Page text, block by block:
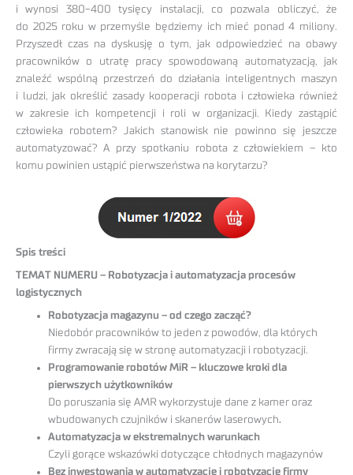
i wynosi 380-400 tysięcy instalacji, co pozwala obliczyć, że
do 2025 roku w przemyśle będziemy ich mieć ponad 4 miliony.
Przyszedł czas na dyskusję o tym, jak odpowiedzieć na obawy
pracowników o utratę pracy spowodowaną automatyzacją, jak
znaleźć wspólną przestrzeń do działania inteligentnych maszyn
i ludzi, jak określić zasady kooperacji robota i człowieka również
w zakresie ich kompetencji i roli w organizacji. Kiedy zastąpić
człowieka robotem? Jakich stanowisk nie powinno się jeszcze
automatyzować? A przy spotkaniu robota z człowiekiem – kto
komu powinien ustąpić pierwszeństwa na korytarzu?
Spis treści
TEMAT NUMERU – Robotyzacja i automatyzacja procesów
logistycznych
Robotyzacja magazynu – od czego zacząć?
Niedobór pracowników to jeden z powodów, dla których
firmy zwracają się w stronę automatyzacji i robotyzacji.
Programowanie robotów MiR – kluczowe kroki dla
pierwszych użytkowników
Do poruszania się AMR wykorzystuje dane z kamer oraz
wbudowanych czujników i skanerów laserowych.
Automatyzacja w ekstremalnych warunkach
Czyli gorące wskazówki dotyczące chłodnych magazynów
Bez inwestowania w automatyzację i robotyzację firmy